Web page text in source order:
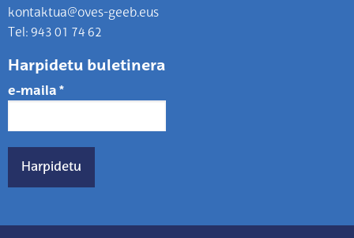
kontaktua@oves-geeb.eus
Tel: 943 01 74 62
Harpidetu buletinera
e-maila *